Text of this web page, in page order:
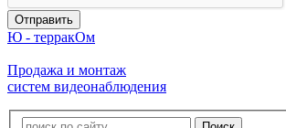
Ю - терракОм
Продажа и монтаж
систем видеонаблюдения